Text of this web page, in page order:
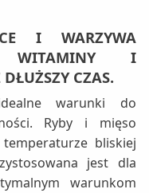
I WARZYWA
WITAMINY I
CZAS.
warunki do
Ryby i mięso
bliskiej
jest dla
warunkom